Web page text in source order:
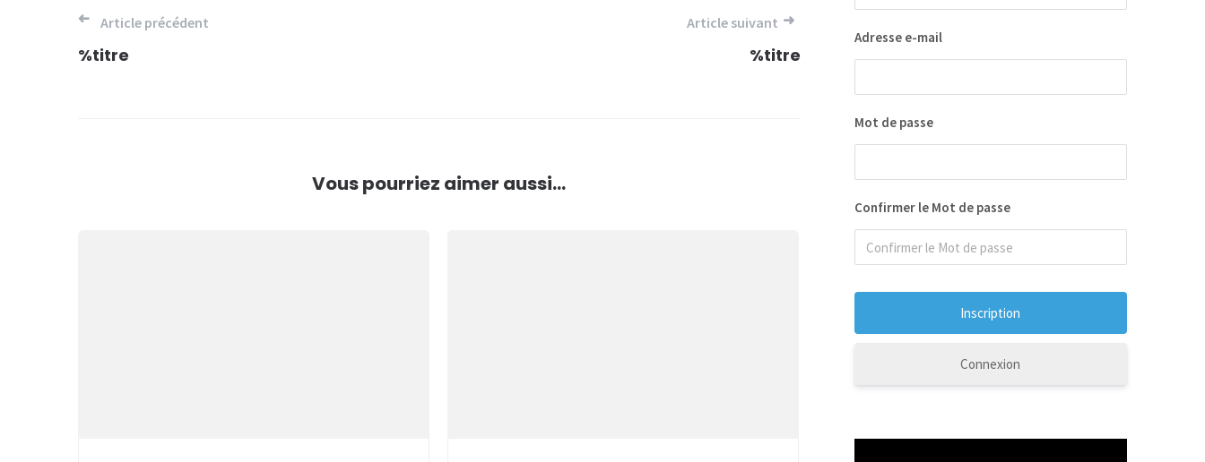
Navigation
de
Article précédent
%titre
Article suivant
%titre
Vous pourriez aimer aussi...
Adresse e-mail
Mot de passe
Confirmer le Mot de passe
Connexion